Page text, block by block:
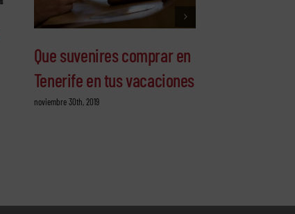
Que suvenires comprar en
Tenerife en tus vacaciones
noviembre 30th, 2019